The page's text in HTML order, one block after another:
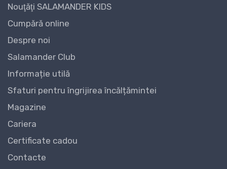
Nouţăţi SALAMANDER KIDS
Cumpără online
Despre noi
Salamander Club
Informație utilă
Sfaturi pentru îngrijirea încălțămintei
Magazine
Cariera
Certificate cadou
Contacte